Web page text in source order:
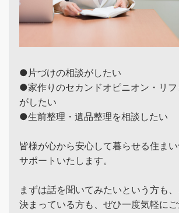
●片づけの相談がしたい
●家作りのセカンドオピニオン・リ
がしたい
●生前整理・遺品整理を相談したい
皆様が心から安心して暮らせる住ま
サポートいたします。
まずは話を聞いてみたいという方も
決まっている方も、ぜひ一度気軽に